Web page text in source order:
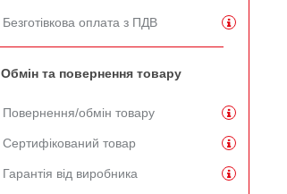
Безготівкова оплата з ПДВ
Обмін та повернення товару
Повернення/обмін товару
Сертифікований товар
Гарантія від виробника